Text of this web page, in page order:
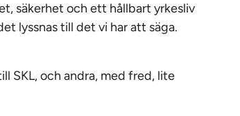
säkerhet och ett hållbart yrkesliv
lyssnas till det vi har att säga.
SKL, och andra, med fred, lite